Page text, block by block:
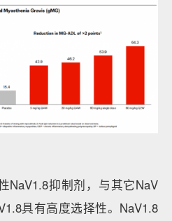
NaV1.8抑制剂，与其它NaV
具有高度选择性。NaV1.8